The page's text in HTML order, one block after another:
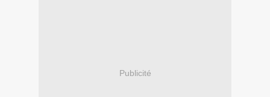
Publicité